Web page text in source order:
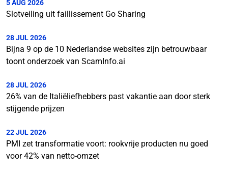
5 AUG 2026
Slotveiling uit faillissement Go Sharing
28 JUL 2026
Bijna 9 op de 10 Nederlandse websites zijn betrouwbaar
toont onderzoek van ScamInfo.ai
28 JUL 2026
26% van de Italiëliefhebbers past vakantie aan door sterk
stijgende prijzen
22 JUL 2026
PMI zet transformatie voort: rookvrije producten nu goed
voor 42% van netto-omzet